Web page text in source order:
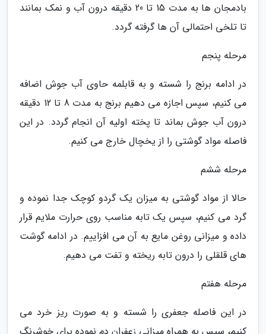
بادمجان ها به مدت 15 تا 20 دقیقه درون آب و نمک بمانند
تا تلخی احتمالی آن ها گرفته گردد.
مرحله پنجم
در ادامه برنج را شسته و به قابلمه حاوی آب جوش اضافه
می کنیم، سپس اجازه می دهیم برنج به مدت 8 تا 12 دقیقه
درون آب جوش بماند تا پخته اولیه آن انجام گردد. در این
فاصله مواد گوشتی را از یخچال خارج می کنیم.
مرحله ششم
حالا از مواد گوشتی به میزان یک گردو کوچک جدا نموده و
گرد می کنیم، سپس یک تابه مناسب روی حرارت ملایم قرار
داده و میزانی روغن مایع به آن می افزاییم. در ادامه گوشت
های قلقلی را درون تابه ریخته و تفت می دهیم.
مرحله هفتم
در این فاصله جعفری را شسته و به صورت ریز خرد می